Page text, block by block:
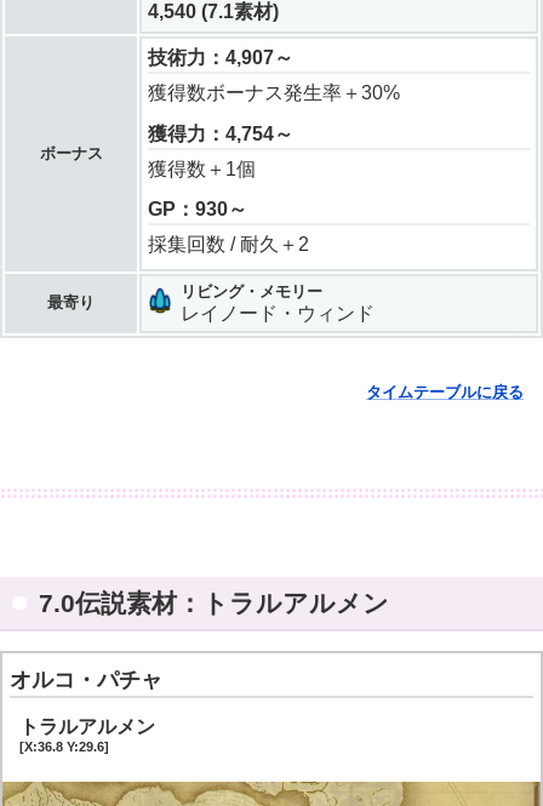
4,540 (7.1素材)
ボーナス
技術力：4,907～
獲得数ボーナス発生率＋30%
獲得力：4,754～
獲得数＋1個
GP：930～
採集回数 / 耐久＋2
最寄り
リビング・メモリー
レイノード・ウィンド
タイムテーブルに戻る
7.0伝説素材：トラルアルメン
オルコ・パチャ
トラルアルメン
[X:36.8 Y:29.6]